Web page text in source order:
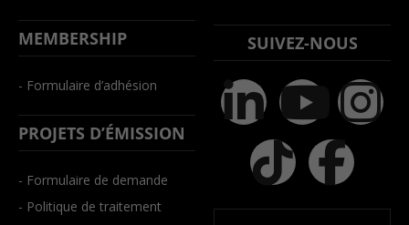
MEMBERSHIP
- Formulaire d’adhésion
PROJETS D’ÉMISSION
- Formulaire de demande
- Politique de traitement
SUIVEZ-NOUS